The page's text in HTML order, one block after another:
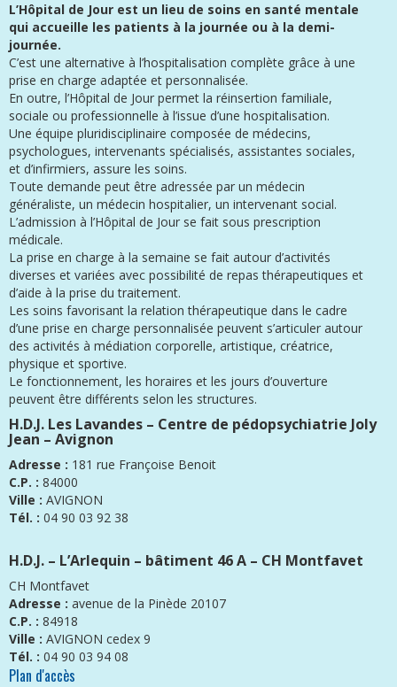
L’Hôpital de Jour est un lieu de soins en santé mentale
qui accueille les patients à la journée ou à la demi-
journée.
C’est une alternative à l’hospitalisation complète grâce à une
prise en charge adaptée et personnalisée.
En outre, l’Hôpital de Jour permet la réinsertion familiale,
sociale ou professionnelle à l’issue d’une hospitalisation.
Une équipe pluridisciplinaire composée de médecins,
psychologues, intervenants spécialisés, assistantes sociales,
et d’infirmiers, assure les soins.
Toute demande peut être adressée par un médecin
généraliste, un médecin hospitalier, un intervenant social.
L’admission à l’Hôpital de Jour se fait sous prescription
médicale.
La prise en charge à la semaine se fait autour d’activités
diverses et variées avec possibilité de repas thérapeutiques et
d’aide à la prise du traitement.
Les soins favorisant la relation thérapeutique dans le cadre
d’une prise en charge personnalisée peuvent s’articuler autour
des activités à médiation corporelle, artistique, créatrice,
physique et sportive.
Le fonctionnement, les horaires et les jours d’ouverture
peuvent être différents selon les structures.
H.D.J. Les Lavandes – Centre de pédopsychiatrie Joly
Jean – Avignon
Adresse : 181 rue Françoise Benoit
C.P. : 84000
Ville : AVIGNON
Tél. : 04 90 03 92 38
H.D.J. – L’Arlequin – bâtiment 46 A – CH Montfavet
CH Montfavet
Adresse : avenue de la Pinède 20107
C.P. : 84918
Ville : AVIGNON cedex 9
Tél. : 04 90 03 94 08
Plan d'accès